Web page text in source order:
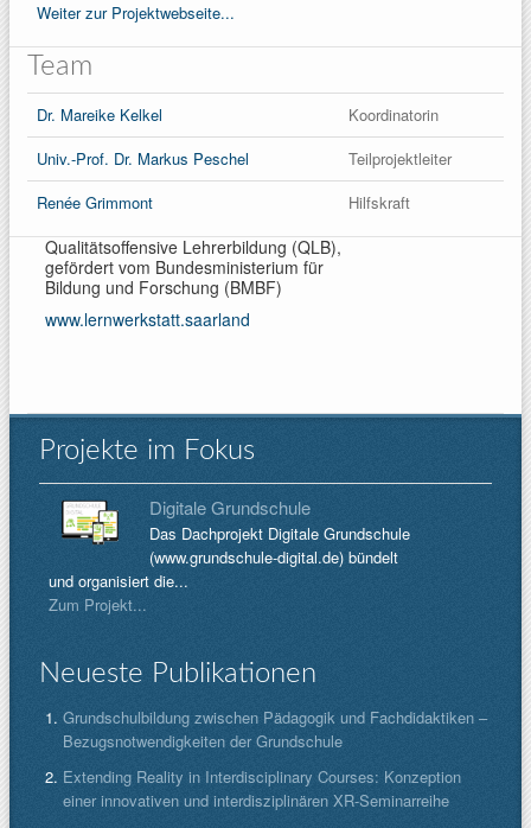
Weiter zur Projektwebseite...
Team
Dr. Mareike Kelkel
Koordinatorin
Univ.-Prof. Dr. Markus Peschel
Teilprojektleiter
Renée Grimmont
Hilfskraft
Qualitätsoffensive Lehrerbildung (QLB),
gefördert vom Bundesministerium für
Bildung und Forschung (BMBF)
www.lernwerkstatt.saarland
Projekte im Fokus
Digitale Grundschule
Das Dachprojekt Digitale Grundschule
(www.grundschule-digital.de) bündelt
und organisiert die...
Zum Projekt...
Neueste Publikationen
Grundschulbildung zwischen Pädagogik und Fachdidaktiken –
Bezugsnotwendigkeiten der Grundschule
Extending Reality in Interdisciplinary Courses: Konzeption
einer innovativen und interdisziplinären XR-Seminarreihe